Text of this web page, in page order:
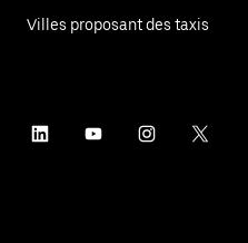
Villes proposant des taxis